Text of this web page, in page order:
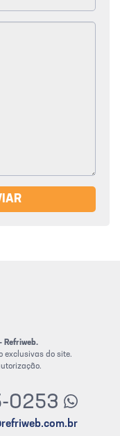
Refriweb.
exclusivas do site.
0253